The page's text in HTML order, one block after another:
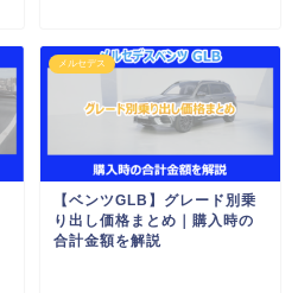
メルセデス
【ベンツGLB】グレード別乗
り出し価格まとめ｜購入時の
合計金額を解説